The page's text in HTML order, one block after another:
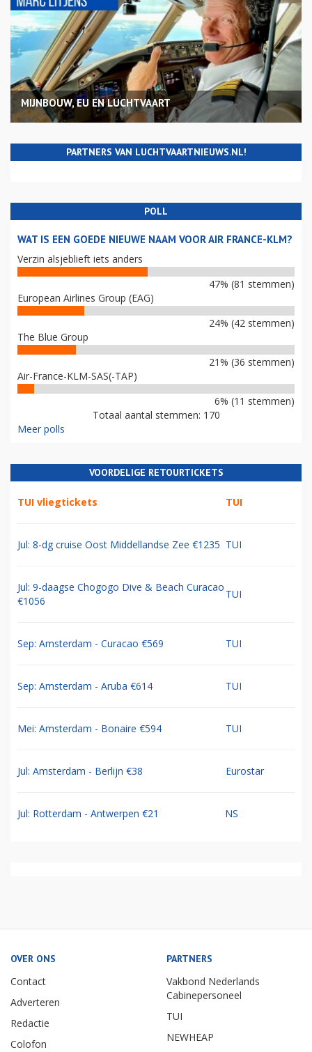
MIJNBOUW, EU EN LUCHTVAART
PARTNERS VAN LUCHTVAARTNIEUWS.NL!
POLL
WAT IS EEN GOEDE NIEUWE NAAM VOOR AIR FRANCE-KLM?
Verzin alsjeblieft iets anders
47% (81 stemmen)
European Airlines Group (EAG)
24% (42 stemmen)
The Blue Group
21% (36 stemmen)
Air-France-KLM-SAS(-TAP)
6% (11 stemmen)
Totaal aantal stemmen: 170
Meer polls
VOORDELIGE RETOURTICKETS
TUI vliegtickets TUI
Jul: 8-dg cruise Oost Middellandse Zee €1235 TUI
Jul: 9-daagse Chogogo Dive & Beach Curacao
€1056
TUI
Sep: Amsterdam - Curacao €569 TUI
Sep: Amsterdam - Aruba €614 TUI
Mei: Amsterdam - Bonaire €594 TUI
Jul: Amsterdam - Berlijn €38 Eurostar
Jul: Rotterdam - Antwerpen €21 NS
OVER ONS
Contact
Adverteren
Redactie
Colofon
PARTNERS
Vakbond Nederlands
Cabinepersoneel
TUI
NEWHEAP